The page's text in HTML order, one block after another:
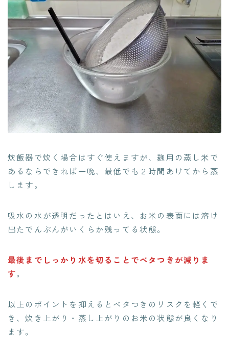
炊飯器で炊く場合はすぐ使えますが、麹用の蒸し米で
あるなら できれば一晩、最低でも２時間あけてから 蒸
します。
吸水の水が透明だったとはいえ、お米の表面には溶け
出たでんぷんがいくらか残ってる状態。
最後までしっかり水を切ることでベタつきが減りま
す。
以上のポイントを抑えるとベタつきのリスクを軽くで
き、炊き上がり・蒸し上がりのお米の状態が良くなり
ます。